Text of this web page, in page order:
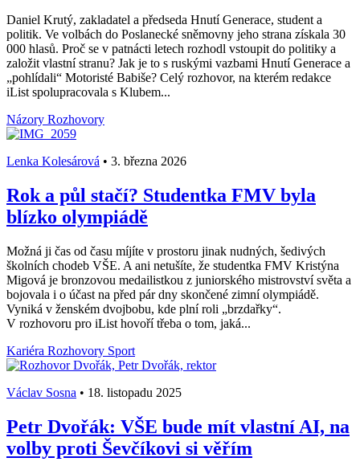
Daniel Krutý, zakladatel a předseda Hnutí Generace, student a
politik. Ve volbách do Poslanecké sněmovny jeho strana získala 30
000 hlasů. Proč se v patnácti letech rozhodl vstoupit do politiky a
založit vlastní stranu? Jak je to s ruskými vazbami Hnutí Generace a
„pohlídali“ Motoristé Babiše? Celý rozhovor, na kterém redakce
iList spolupracovala s Klubem...
Názory Rozhovory
Lenka Kolesárová • 3. března 2026
Rok a půl stačí? Studentka FMV byla
blízko olympiádě
Možná ji čas od času míjíte v prostoru jinak nudných, šedivých
školních chodeb VŠE. A ani netušíte, že studentka FMV Kristýna
Migová je bronzovou medailistkou z juniorského mistrovství světa a
bojovala i o účast na před pár dny skončené zimní olympiádě.
Vyniká v ženském dvojbobu, kde plní roli „brzdařky“.
V rozhovoru pro iList hovoří třeba o tom, jaká...
Kariéra Rozhovory Sport
Václav Sosna • 18. listopadu 2025
Petr Dvořák: VŠE bude mít vlastní AI, na
volby proti Ševčíkovi si věřím